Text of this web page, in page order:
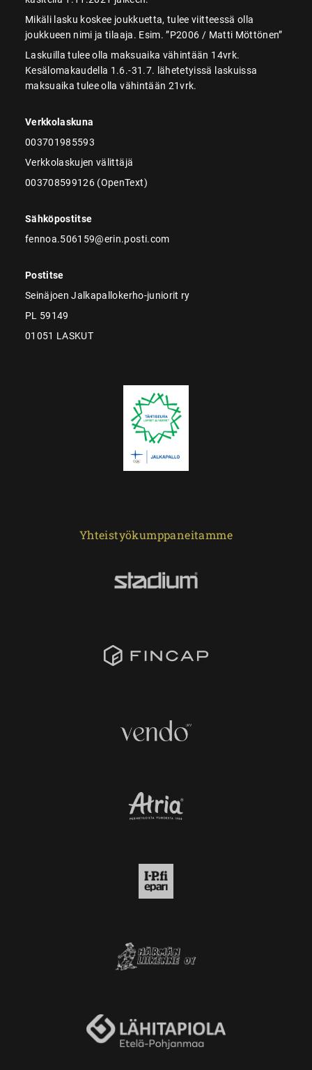
Mikäli lasku koskee joukkuetta, tulee viitteessä olla
joukkueen nimi ja tilaaja. Esim. ”P2006 / Matti Möttönen”
Laskuilla tulee olla maksuaika vähintään 14vrk.
Kesälomakaudella 1.6.-31.7. lähetetyissä laskuissa
maksuaika tulee olla vähintään 21vrk.
Verkkolaskuna
003701985593
Verkkolaskujen välittäjä
003708599126 (OpenText)
Sähköpostitse
fennoa.506159@erin.posti.com
Postitse
Seinäjoen Jalkapallokerho-juniorit ry
PL 59149
01051 LASKUT
Yhteistyökumppaneitamme